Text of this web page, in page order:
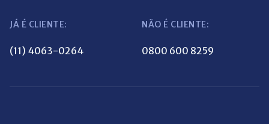
JÁ É CLIENTE:
(11) 4063-0264
NÃO É CLIENTE:
0800 600 8259